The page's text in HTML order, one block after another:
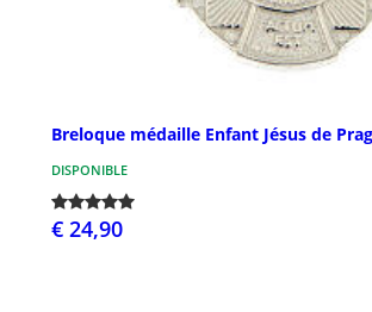
Breloque médaille Enfant Jésus de
DISPONIBLE
€ 24,90